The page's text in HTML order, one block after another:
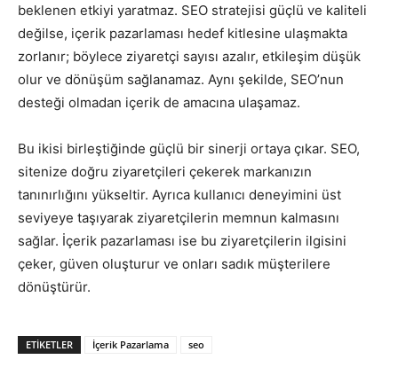
beklenen etkiyi yaratmaz. SEO stratejisi güçlü ve kaliteli
değilse, içerik pazarlaması hedef kitlesine ulaşmakta
zorlanır; böylece ziyaretçi sayısı azalır, etkileşim düşük
olur ve dönüşüm sağlanamaz. Aynı şekilde, SEO’nun
desteği olmadan içerik de amacına ulaşamaz.
Bu ikisi birleştiğinde güçlü bir sinerji ortaya çıkar. SEO,
sitenize doğru ziyaretçileri çekerek markanızın
tanınırlığını yükseltir. Ayrıca kullanıcı deneyimini üst
seviyeye taşıyarak ziyaretçilerin memnun kalmasını
sağlar. İçerik pazarlaması ise bu ziyaretçilerin ilgisini
çeker, güven oluşturur ve onları sadık müşterilere
dönüştürür.
ETIKETLER İçerik Pazarlama seo